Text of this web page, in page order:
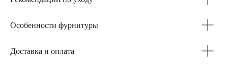
Особенности фурнитуры
Доставка и оплата